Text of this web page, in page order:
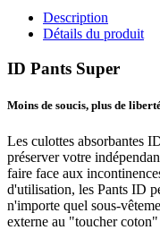
Description
Détails du produit
ID Pants Super
Moins de soucis, plus de
Les culottes absorbantes
préserver votre
faire face aux
d'utilisation, les Pants ID
n'importe quel sous-
externe au "toucher